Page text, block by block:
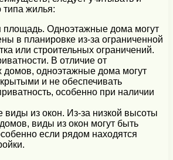
типа жилья:
площадь. Одноэтажные дома могут
в планировке из-за ограниченной
или строительных ограничений.
В отличие от
домов, одноэтажные дома могут
и не обеспечивать
особенно при наличии
виды из окон. Из-за низкой высоты
виды из окон могут быть
если рядом находятся